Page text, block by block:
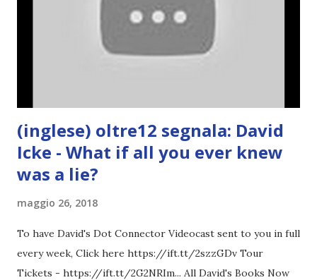
(inglese) oltre12 segnala: David
Icke - What if all you ever knew
was a lie?
maggio 26, 2018
To have David's Dot Connector Videocast sent to you in full
every week, Click here https://ift.tt/2szzGDv Tour
Tickets - https://ift.tt/2G2NRIm... All David's Books Now